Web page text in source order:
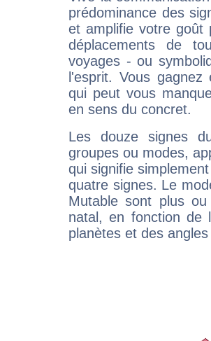
prédominance des
et amplifie votre goût
déplacements de
voyages - ou
l'esprit. Vous
qui peut vous
en sens du concret.
Les douze signes
groupes ou modes,
qui signifie
quatre signes. Le
Mutable sont plus
natal, en fonction de
planètes et des